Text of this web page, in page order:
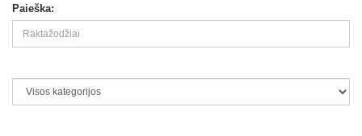
Paieška: